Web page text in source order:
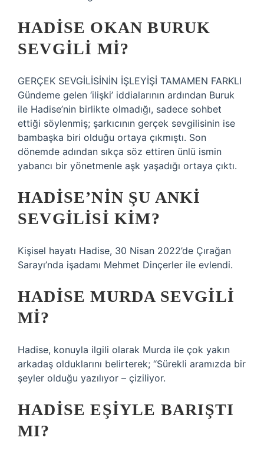
HADISE OKAN BURUK
SEVGILI MI?
GERÇEK SEVGİLİSİNİN İŞLEYİŞİ TAMAMEN FARKLI
Gündeme gelen ‘ilişki’ iddialarının ardından Buruk
ile Hadise’nin birlikte olmadığı, sadece sohbet
ettiği söylenmiş; şarkıcının gerçek sevgilisinin ise
bambaşka biri olduğu ortaya çıkmıştı. Son
dönemde adından sıkça söz ettiren ünlü ismin
yabancı bir yönetmenle aşk yaşadığı ortaya çıktı.
HADISE’NIN ŞU ANKI
SEVGILISI KIM?
Kişisel hayatı Hadise, 30 Nisan 2022’de Çırağan
Sarayı’nda işadamı Mehmet Dinçerler ile evlendi.
HADISE MURDA SEVGILI
MI?
Hadise, konuyla ilgili olarak Murda ile çok yakın
arkadaş olduklarını belirterek; “Sürekli aramızda bir
şeyler olduğu yazılıyor – çiziliyor.
HADISE EŞIYLE BARIŞTI
MI?